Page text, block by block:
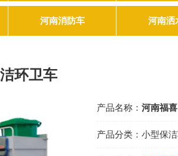
河南消防车 河南洒
环卫车
产品名称： 河南福
产品分类： 小型保